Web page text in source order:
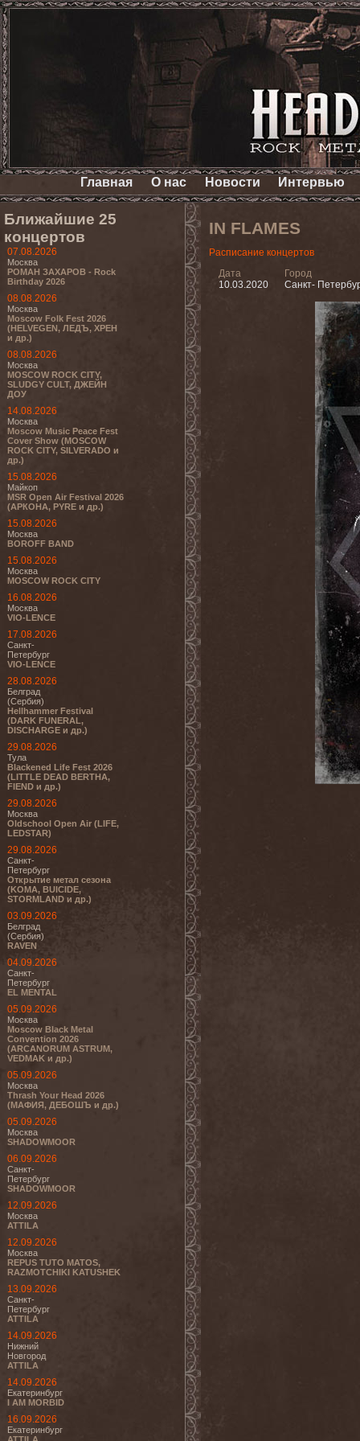
Главная О нас Новости Интервью
Ближайшие 25
концертов
07.08.2026
Москва
РОМАН ЗАХАРОВ - Rock
Birthday 2026
08.08.2026
Москва
Moscow Folk Fest 2026
(HELVEGEN, ЛЕДЪ, ХРЕН
и др.)
08.08.2026
Москва
MOSCOW ROCK CITY,
SLUDGY CULT, ДЖЕЙН
ДОУ
14.08.2026
Москва
Moscow Music Peace Fest
Cover Show (MOSCOW
ROCK CITY, SILVERADO и
др.)
15.08.2026
Майкоп
MSR Open Air Festival 2026
(АРКОНА, PYRE и др.)
15.08.2026
Москва
BOROFF BAND
15.08.2026
Москва
MOSCOW ROCK CITY
16.08.2026
Москва
VIO-LENCE
17.08.2026
Санкт-
Петербург
VIO-LENCE
28.08.2026
Белград
(Сербия)
Hellhammer Festival
(DARK FUNERAL,
DISCHARGE и др.)
29.08.2026
Тула
Blackened Life Fest 2026
(LITTLE DEAD BERTHA,
FIEND и др.)
29.08.2026
Москва
Oldschool Open Air (LIFE,
LEDSTAR)
29.08.2026
Санкт-
Петербург
Открытие метал сезона
(KOMA, BUICIDE,
STORMLAND и др.)
03.09.2026
Белград
(Сербия)
RAVEN
04.09.2026
Санкт-
Петербург
EL MENTAL
05.09.2026
Москва
Moscow Black Metal
Convention 2026
(ARCANORUM ASTRUM,
VEDMAK и др.)
05.09.2026
Москва
Thrash Your Head 2026
(МАФИЯ, ДЕБОШЪ и др.)
05.09.2026
Москва
SHADOWMOOR
06.09.2026
Санкт-
Петербург
SHADOWMOOR
12.09.2026
Москва
ATTILA
12.09.2026
Москва
REPUS TUTO MATOS,
RAZMOTCHIKI KATUSHEK
13.09.2026
Санкт-
Петербург
ATTILA
14.09.2026
Нижний
Новгород
ATTILA
14.09.2026
Екатеринбург
I AM MORBID
16.09.2026
Екатеринбург
IN FLAMES
Расписание концертов
Дата
10.03.2020
Город
Санкт-